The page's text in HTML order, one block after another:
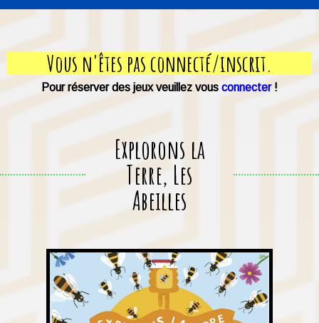
Vous n'êtes pas connecté/inscrit.
Pour réserver des jeux veuillez vous connecter!
Explorons la
Terre, Les
Abeilles